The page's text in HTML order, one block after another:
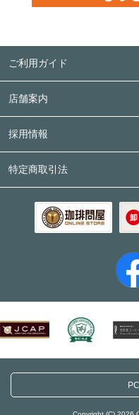
ご利用ガイド
店舗案内
採用情報
特定商取引法